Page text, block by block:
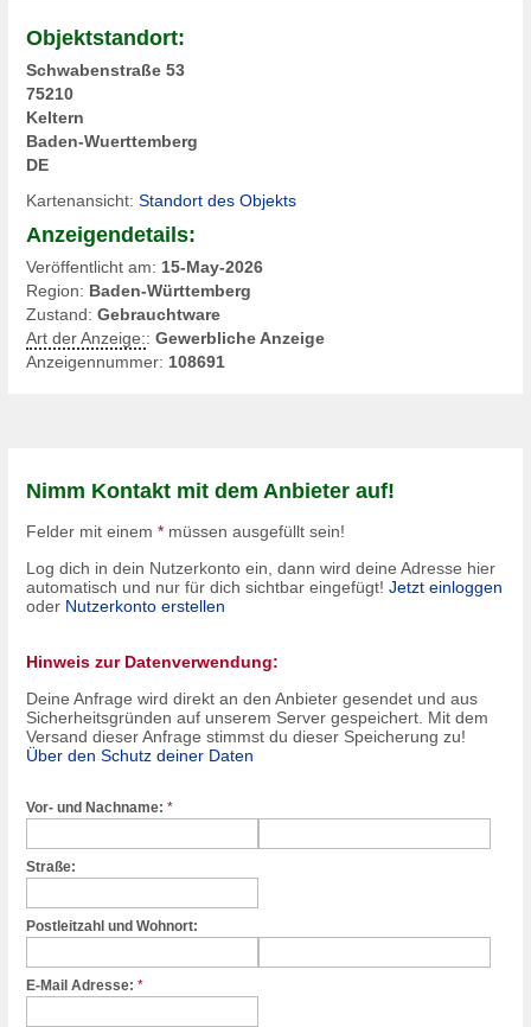
Objektstandort:
Schwabenstraße 53
75210
Keltern
Baden-Wuerttemberg
DE
Kartenansicht: Standort des Objekts
Anzeigendetails:
Veröffentlicht am: 15-May-2026
Region: Baden-Württemberg
Zustand: Gebrauchtware
Art der Anzeige:: Gewerbliche Anzeige
Anzeigennummer: 108691
Nimm Kontakt mit dem Anbieter auf!
Felder mit einem * müssen ausgefüllt sein!
Log dich in dein Nutzerkonto ein, dann wird deine Adresse hier
automatisch und nur für dich sichtbar eingefügt! Jetzt einloggen
oder Nutzerkonto erstellen
Hinweis zur Datenverwendung:
Deine Anfrage wird direkt an den Anbieter gesendet und aus
Sicherheitsgründen auf unserem Server gespeichert. Mit dem
Versand dieser Anfrage stimmst du dieser Speicherung zu!
Über den Schutz deiner Daten
Vor- und Nachname: *
Straße:
Postleitzahl und Wohnort:
E-Mail Adresse: *